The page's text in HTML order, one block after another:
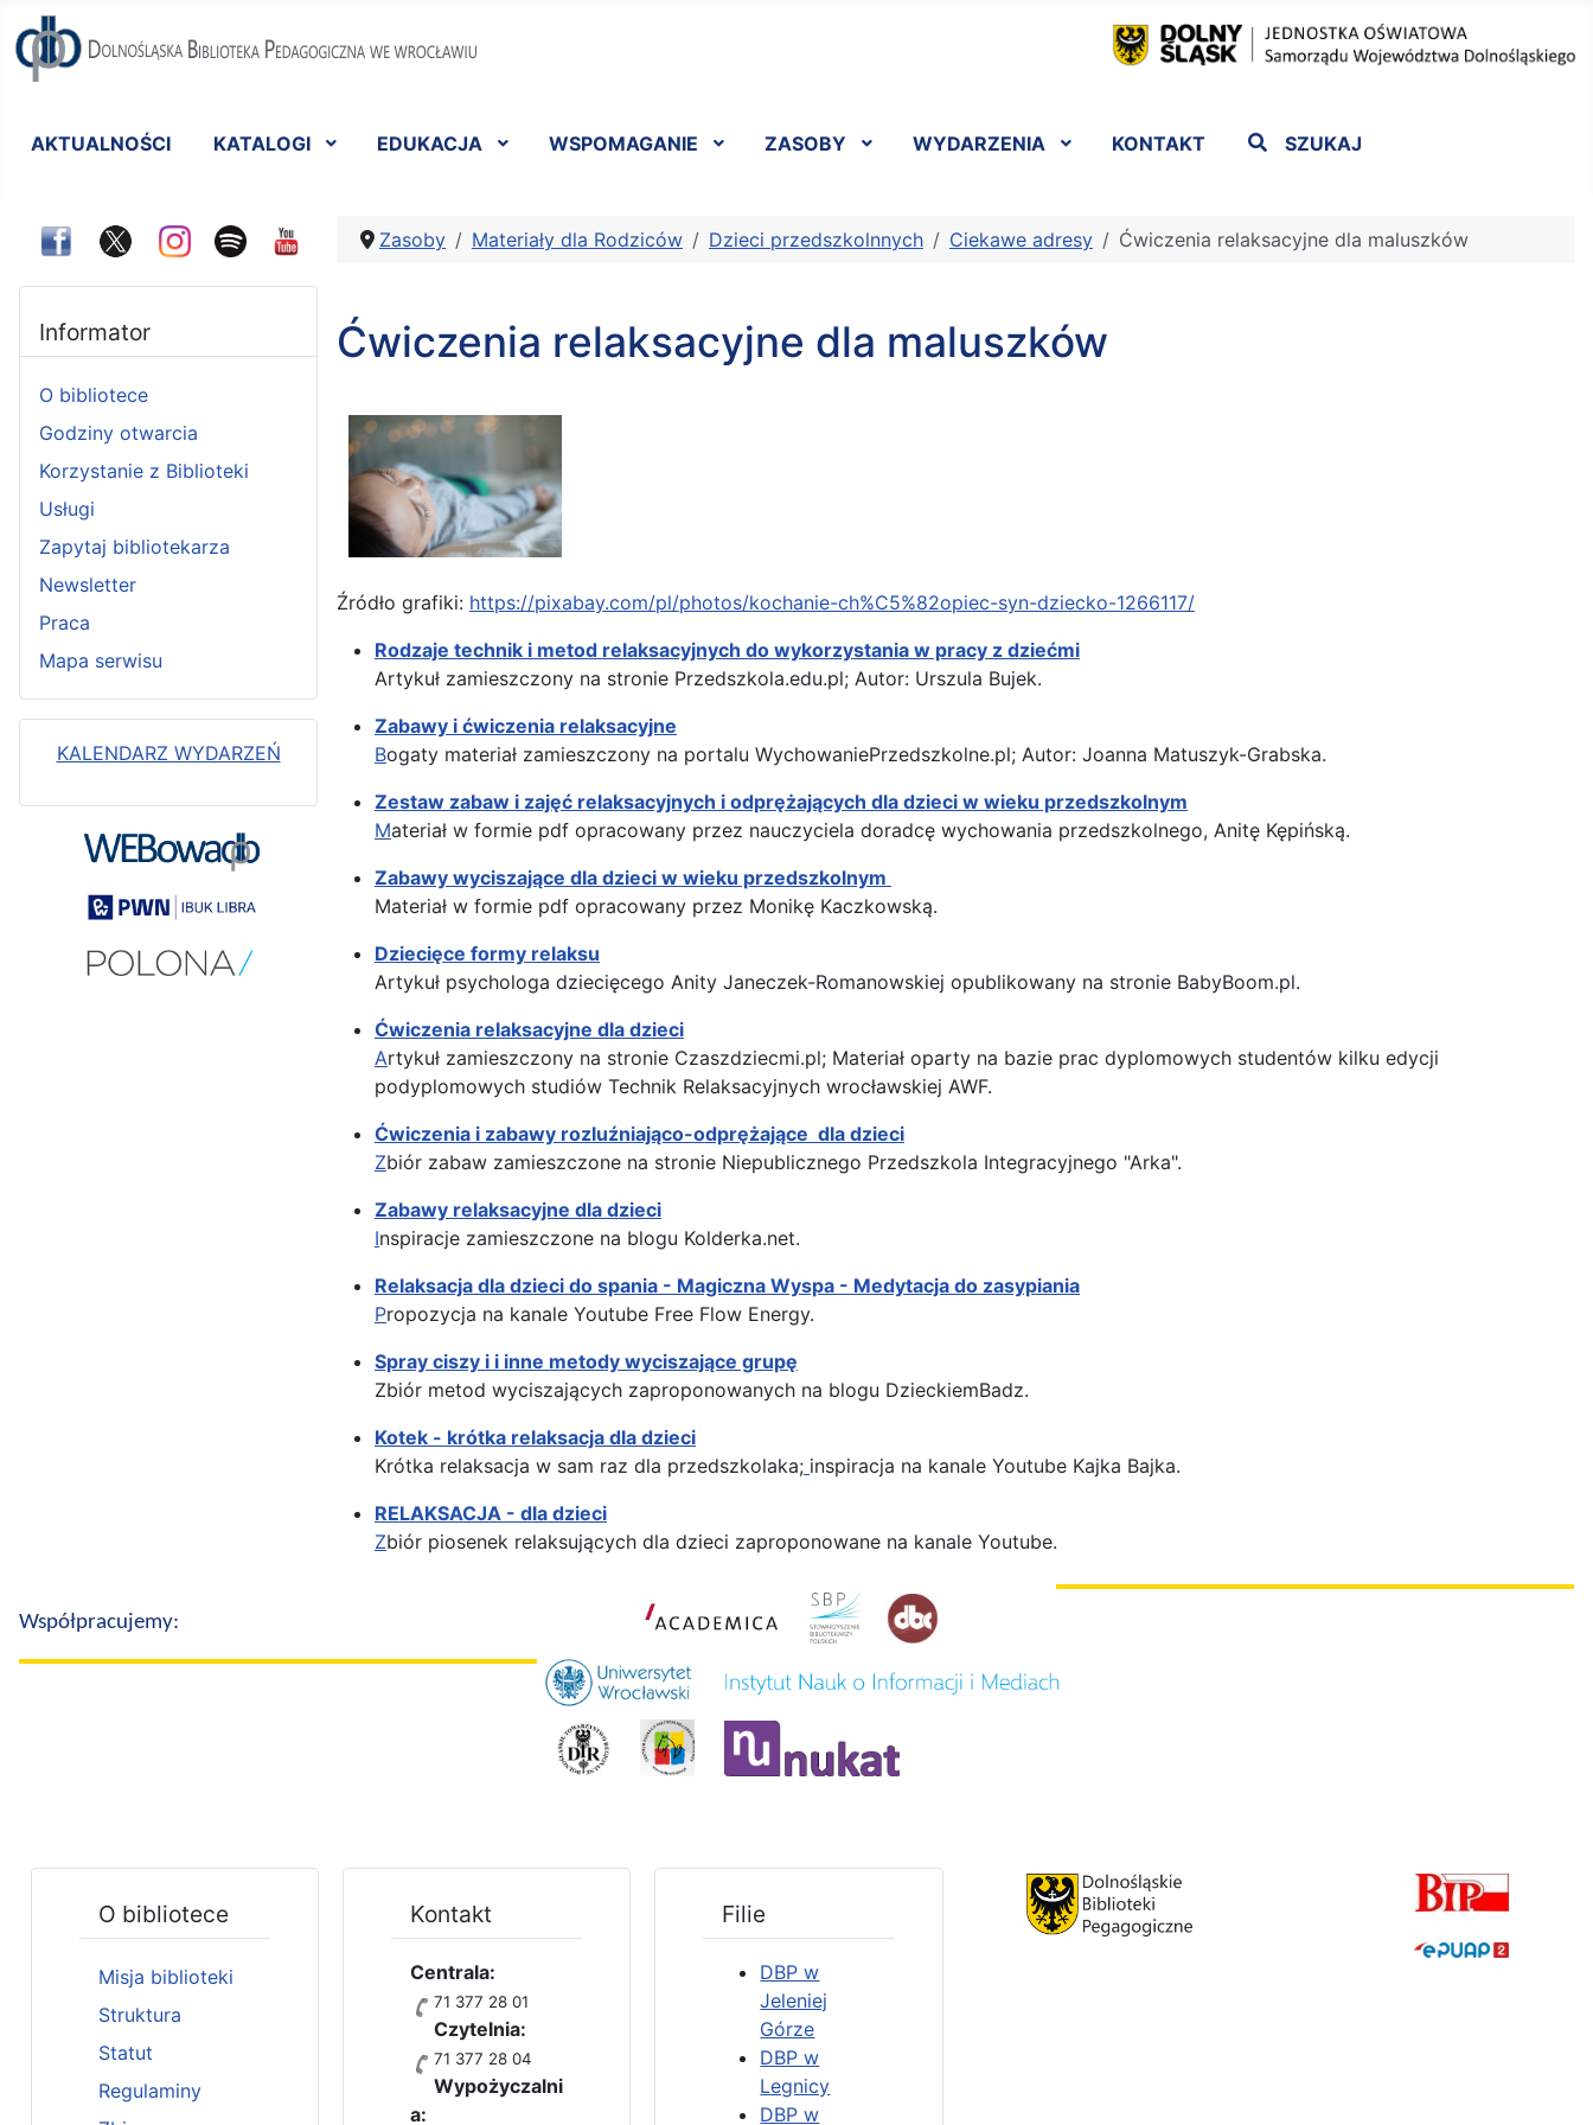
AKTUALNOŚCI KATALOGI EDUKACJA WSPOMAGANIE ZASOBY WYDARZENIA KONTAKT SZUKAJ
Informator
O bibliotece
Godziny otwarcia
Korzystanie z Biblioteki
Usługi
Zapytaj bibliotekarza
Newsletter
Praca
Mapa serwisu
KALENDARZ WYDARZEŃ
Zasoby Materiały dla Rodziców Dzieci przedszkolnnych Ciekawe adresy Ćwiczenia relaksacyjne dla maluszków
Ćwiczenia relaksacyjne dla maluszków
Źródło grafiki: https://pixabay.com/pl/photos/kochanie-ch%C5%82opiec-syn-dziecko-1266117/
Rodzaje technik i metod relaksacyjnych do wykorzystania w pracy z dziećmi
Artykuł zamieszczony na stronie Przedszkola.edu.pl; Autor: Urszula Bujek.
Zabawy i ćwiczenia relaksacyjne
Bogaty materiał zamieszczony na portalu WychowaniePrzedszkolne.pl; Autor: Joanna Matuszyk-Grabska.
Zestaw zabaw i zajęć relaksacyjnych i odprężających dla dzieci w wieku przedszkolnym
Materiał w formie pdf opracowany przez nauczyciela doradcę wychowania przedszkolnego, Anitę Kępińską.
Zabawy wyciszające dla dzieci w wieku przedszkolnym
Materiał w formie pdf opracowany przez Monikę Kaczkowską.
Dziecięce formy relaksu
Artykuł psychologa dziecięcego Anity Janeczek-Romanowskiej opublikowany na stronie BabyBoom.pl.
Ćwiczenia relaksacyjne dla dzieci
Artykuł zamieszczony na stronie Czaszdziecmi.pl; Materiał oparty na bazie prac dyplomowych studentów kilku edycji
podyplomowych studiów Technik Relaksacyjnych wrocławskiej AWF.
Ćwiczenia i zabawy rozluźniająco-odprężające dla dzieci
Zbiór zabaw zamieszczone na stronie Niepublicznego Przedszkola Integracyjnego "Arka".
Zabawy relaksacyjne dla dzieci
Inspiracje zamieszczone na blogu Kolderka.net.
Relaksacja dla dzieci do spania - Magiczna Wyspa - Medytacja do zasypiania
Propozycja na kanale Youtube Free Flow Energy.
Spray ciszy i i inne metody wyciszające grupę
Zbiór metod wyciszających zaproponowanych na blogu DzieckiemBadz.
Kotek - krótka relaksacja dla dzieci
Krótka relaksacja w sam raz dla przedszkolaka; inspiracja na kanale Youtube Kajka Bajka.
RELAKSACJA - dla dzieci
Zbiór piosenek relaksujących dla dzieci zaproponowane na kanale Youtube.
Współpracujemy:
O bibliotece
Misja biblioteki
Struktura
Statut
Regulaminy
Kontakt
Centrala:
71 377 28 01
Czytelnia:
71 377 28 04
Wypożyczalni
a:
Filie
DBP w
Jeleniej
Górze
DBP w
Legnicy
DBP w